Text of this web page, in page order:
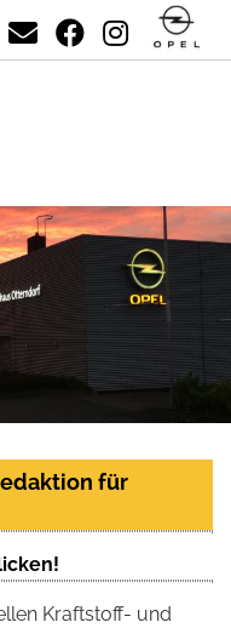
für
Kraftstoff- und